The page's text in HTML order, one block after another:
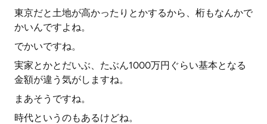
東京だと土地が高かったりとかするから、桁もなんかで
かいんですよね。
でかいですね。
実家とかとだいぶ、たぶん1000万円ぐらい基本となる
金額が違う気がしますね。
まあそうですね。
時代というのもあるけどね。